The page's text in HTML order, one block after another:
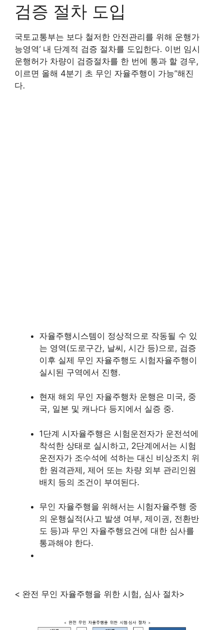
검증 절차 도입
국토교통부는 보다 철저한 안전관리를 위해 운행가
능영역’ 내 단계적 검증 절차를 도입한다. 이번 임시
운행허가 차량이 검증절차를 한 번에 통과 할 경우,
이르면 올해 4분기 초 무인 자율주행이 가능”해진
다.
자율주행시스템이 정상적으로 작동될 수 있
는 영역(도로구간, 날씨, 시간 등)으로, 검증
이후 실제 무인 자율주행도 시험자율주행이
실시된 구역에서 진행.
현재 해외 무인 자율주행차 운행은 미국, 중
국, 일본 및 캐나다 등지에서 실증 중.
1단계 시자율주행은 시험운전자가 운전석에
착석한 상태로 실시하고, 2단계에서는 시험
운전자가 조수석에 석하는 대신 비상조치 위
한 원격관제, 제어 또는 차량 외부 관리인원
배치 등의 조건이 부여된다.
무인 자율주행을 위해서는 시험자율주행 중
의 운행실적(사고 발생 여부, 제이권, 전환반
도 등)과 무인 자율주행요건에 대한 심사를
통과해야 한다.
< 완전 무인 자율주행을 위한 시험, 심사 절차>